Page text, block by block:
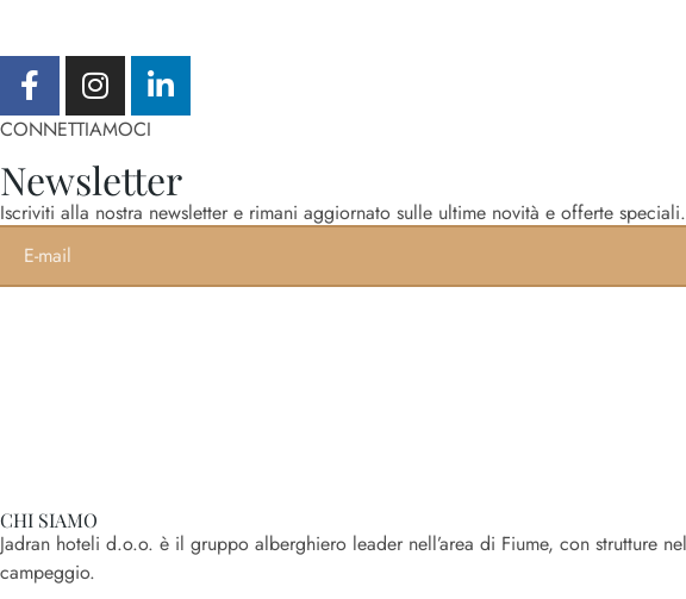
CONNETTIAMOCI
Newsletter
Iscriviti alla nostra newsletter e rimani aggiornato sulle ultime novità e offerte speciali.
CHI SIAMO
Jadran hoteli d.o.o. è il gruppo alberghiero leader nell’area di Fiume, con
campeggio.